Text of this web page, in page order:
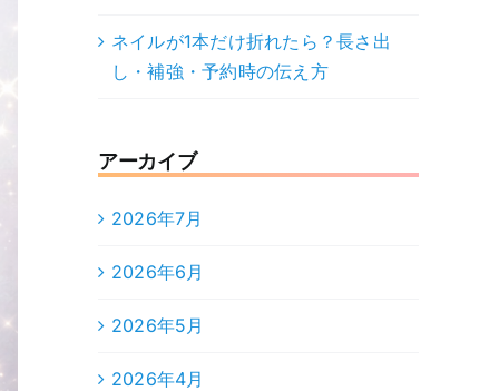
ネイルが1本だけ折れたら？長さ出
し・補強・予約時の伝え方
アーカイブ
2026年7月
2026年6月
2026年5月
2026年4月